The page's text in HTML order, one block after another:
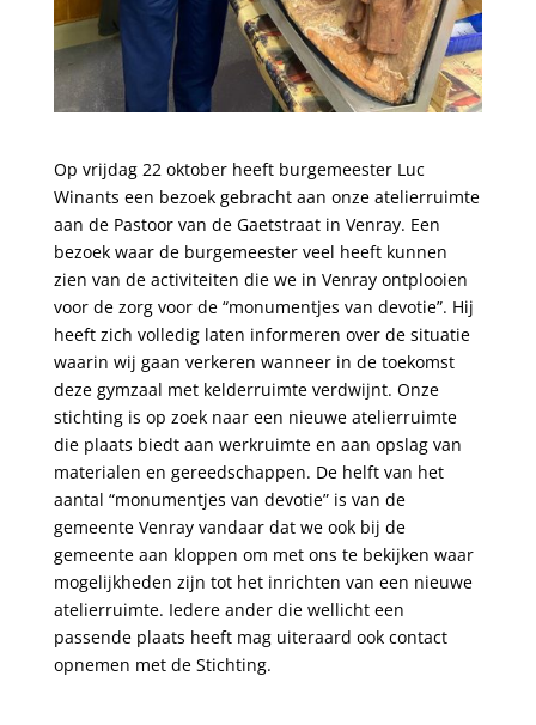
Op vrijdag 22 oktober heeft burgemeester Luc
Winants een bezoek gebracht aan onze atelierruimte
aan de Pastoor van de Gaetstraat in Venray. Een
bezoek waar de burgemeester veel heeft kunnen
zien van de activiteiten die we in Venray ontplooien
voor de zorg voor de “monumentjes van devotie”. Hij
heeft zich volledig laten informeren over de situatie
waarin wij gaan verkeren wanneer in de toekomst
deze gymzaal met kelderruimte verdwijnt. Onze
stichting is op zoek naar een nieuwe atelierruimte
die plaats biedt aan werkruimte en aan opslag van
materialen en gereedschappen. De helft van het
aantal “monumentjes van devotie” is van de
gemeente Venray vandaar dat we ook bij de
gemeente aan kloppen om met ons te bekijken waar
mogelijkheden zijn tot het inrichten van een nieuwe
atelierruimte. Iedere ander die wellicht een
passende plaats heeft mag uiteraard ook contact
opnemen met de Stichting.